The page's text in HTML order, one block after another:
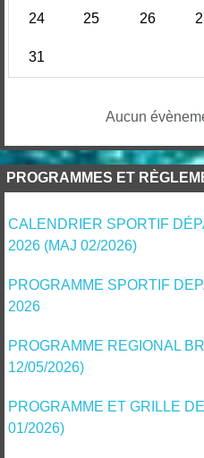
24 25 26
31
Aucun
PROGRAMMES ET
CALENDRIER SPORTIF
2026 (MAJ 02/2026)
PROGRAMME SPORTIF
2026
PROGRAMME REGIONAL
12/05/2026)
PROGRAMME ET GRILLE
01/2026)